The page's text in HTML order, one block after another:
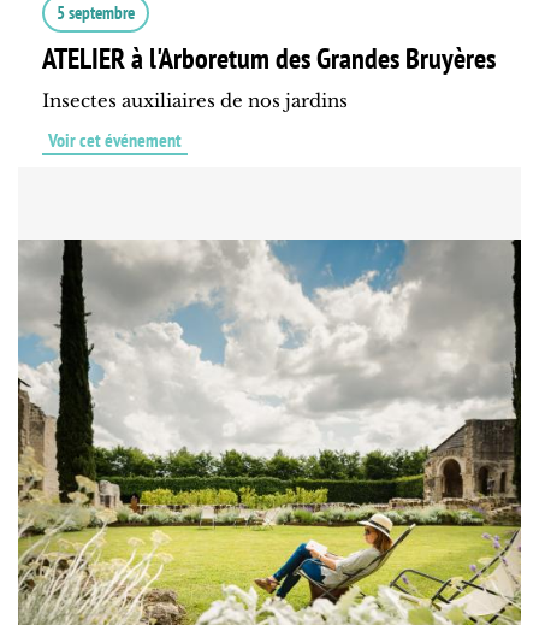
5 septembre
ATELIER à l'Arboretum des Grandes Bruyères
Insectes auxiliaires de nos jardins
Voir cet événement